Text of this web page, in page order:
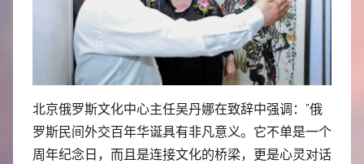
北京俄罗斯文化中心主任吴丹娜在致辞中强调：”俄
罗斯民间外交百年华诞具有非凡意义。它不单是一个
周年纪念日，而且是连接文化的桥梁，更是心灵对话